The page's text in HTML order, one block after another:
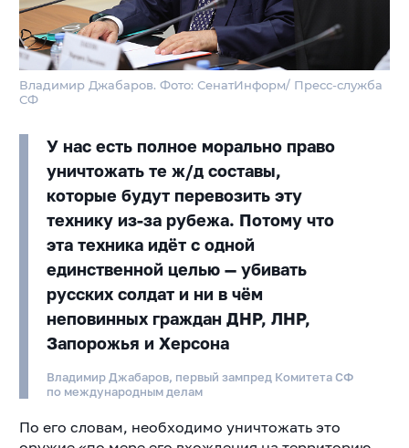
Владимир Джабаров. Фото: СенатИнформ/ Пресс-служба
СФ
У нас есть полное морально право
уничтожать те ж/д составы,
которые будут перевозить эту
технику из-за рубежа. Потому что
эта техника идёт с одной
единственной целью — убивать
русских солдат и ни в чём
неповинных граждан ДНР, ЛНР,
Запорожья и Херсона
Владимир Джабаров, первый зампред Комитета СФ
по международным делам
По его словам, необходимо уничтожать это